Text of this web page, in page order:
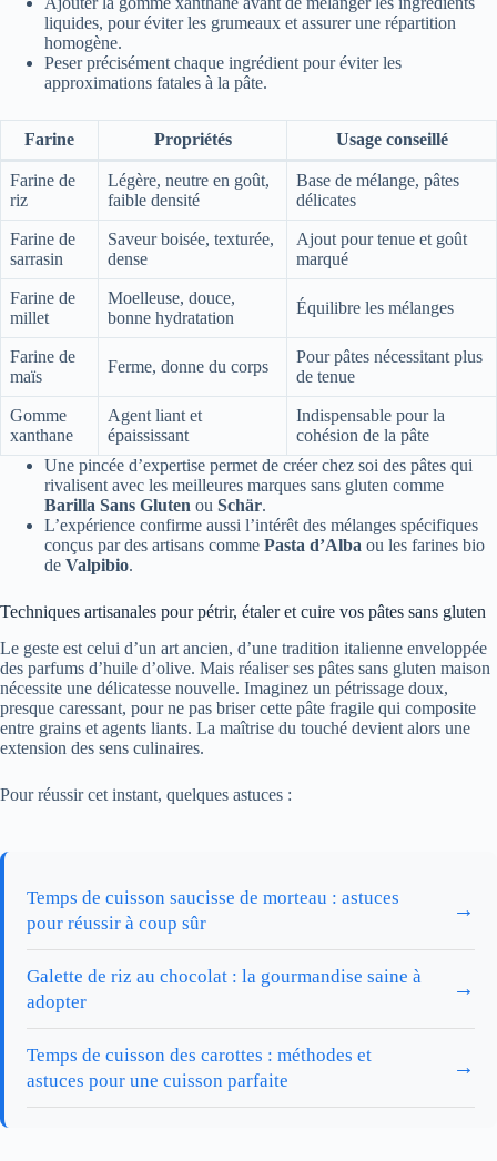
liquides, pour éviter les grumeaux et assurer une répartition
homogène.
Peser précisément chaque ingrédient pour éviter les
approximations fatales à la pâte.
Farine Propriétés Usage conseillé
Farine de
riz
Légère, neutre en goût,
faible densité
Base de mélange, pâtes
délicates
Farine de
sarrasin
Saveur boisée, texturée,
dense
Ajout pour tenue et goût
marqué
Farine de
millet
Moelleuse, douce,
bonne hydratation
Équilibre les mélanges
Farine de
maïs
Ferme, donne du corps
Pour pâtes nécessitant plus
de tenue
Gomme
xanthane
Agent liant et
épaississant
Indispensable pour la
cohésion de la pâte
Une pincée d’expertise permet de créer chez soi des pâtes qui
rivalisent avec les meilleures marques sans gluten comme
Barilla Sans Gluten ou Schär.
L’expérience confirme aussi l’intérêt des mélanges spécifiques
conçus par des artisans comme Pasta d’Alba ou les farines bio
de Valpibio.
Techniques artisanales pour pétrir, étaler et cuire vos pâtes sans gluten
Le geste est celui d’un art ancien, d’une tradition italienne enveloppée
des parfums d’huile d’olive. Mais réaliser ses pâtes sans gluten maison
nécessite une délicatesse nouvelle. Imaginez un pétrissage doux,
presque caressant, pour ne pas briser cette pâte fragile qui composite
entre grains et agents liants. La maîtrise du touché devient alors une
extension des sens culinaires.
Pour réussir cet instant, quelques astuces :
Temps de cuisson saucisse de morteau : astuces
pour réussir à coup sûr
→
Galette de riz au chocolat : la gourmandise saine à
adopter
→
Temps de cuisson des carottes : méthodes et
astuces pour une cuisson parfaite
→